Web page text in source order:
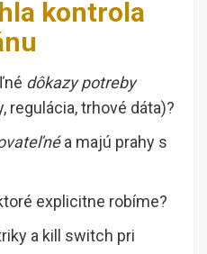
kontrola
dôkazy potreby
regulácia, trhové dáta)?
a majú prahy s
explicitne robíme?
a kill switch pri